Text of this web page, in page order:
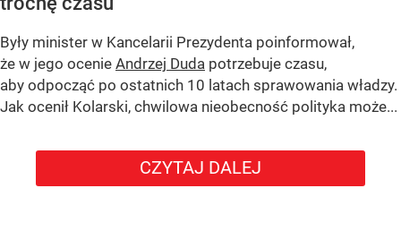
Były minister w Kancelarii Prezydenta poinformował,
że w jego ocenie Andrzej Duda potrzebuje czasu,
aby odpocząć po ostatnich 10 latach sprawowania władzy.
Jak ocenił Kolarski, chwilowa nieobecność polityka może...
CZYTAJ DALEJ